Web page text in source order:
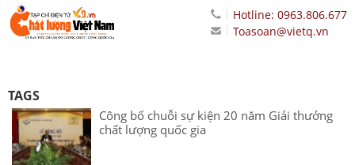
Hotline: 0963.806.677
Toasoan@vietq.vn
TAGS
Công bố chuỗi sự kiện 20 năm Giải thưởng
chất lượng quốc gia